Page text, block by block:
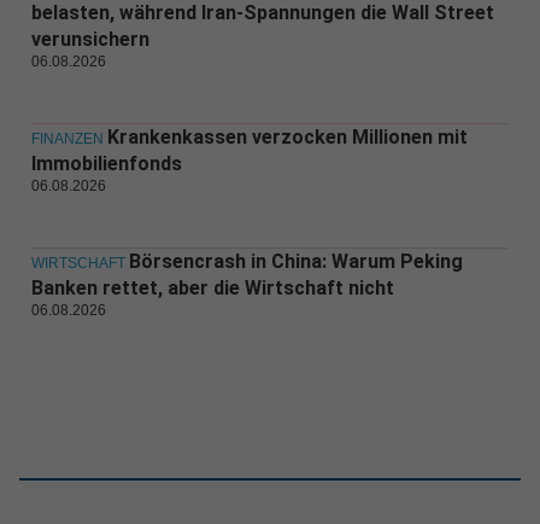
belasten, während Iran-Spannungen die Wall Street
verunsichern
06.08.2026
FINANZEN Krankenkassen verzocken Millionen mit
Immobilienfonds
06.08.2026
WIRTSCHAFT Börsencrash in China: Warum Peking
Banken rettet, aber die Wirtschaft nicht
06.08.2026